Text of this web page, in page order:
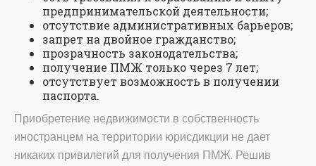
предпринимательской деятельности;
отсутствие административных барьеров;
запрет на двойное гражданство;
прозрачность законодательства;
получение ПМЖ только через 7 лет;
отсутствует возможность в получении
паспорта.
Приобретение недвижимости в собственность
иностранцем на территории юрисдикции не дает
никаких привилегий для получения ПМЖ. Решив